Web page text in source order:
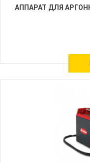
АППАРАТ ДЛЯ